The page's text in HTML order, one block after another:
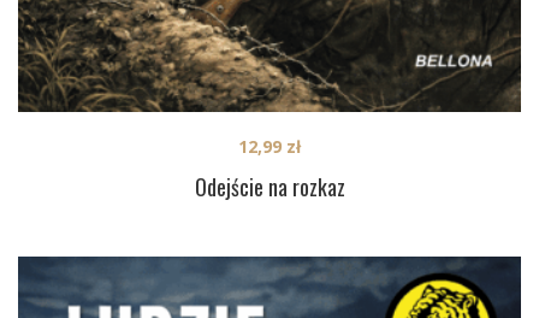
Odejście na rozkaz
12,99 zł